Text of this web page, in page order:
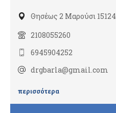
Νευροχειρουργοί
Ενδαγγειακή νευροχειρουργική
Λειτουργική νευροχειρουργική
Χειρουργοί σπονδυλικής στήλης
Θησέως 2 Μαρούσι 15124
2108055260
6945904252
drgbarla@gmail.com
περισσότερα